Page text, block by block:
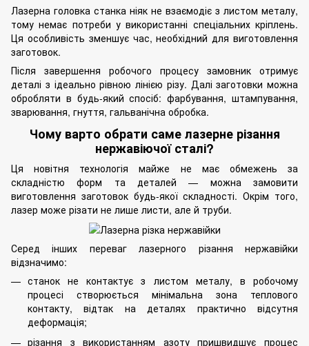
Лазерна головка станка ніяк не взаємодіє з листом металу,
тому немає потреби у використанні спеціальних кріплень.
Ця особливість зменшує час, необхідний для виготовлення
заготовок.
Після завершення робочого процесу замовник отримує
деталі з ідеально рівною лінією різу. Далі заготовки можна
обробляти в будь-який спосіб: фарбування, штампування,
зварювання, гнуття, гальванічна обробка.
Чому варто обрати саме лазерне різання
нержавіючої сталі?
Ця новітня технологія майже не має обмежень за
складністю форм та деталей — можна замовити
виготовлення заготовок будь-якої складності. Окрім того,
лазер може різати не лише листи, але й труби.
Серед інших переваг лазерного різання нержавійки
відзначимо:
станок не контактує з листом металу, в робочому
процесі створюється мінімальна зона теплового
контакту, відтак на деталях практично відсутня
деформація;
різання з використанням азоту пришвидшує процес